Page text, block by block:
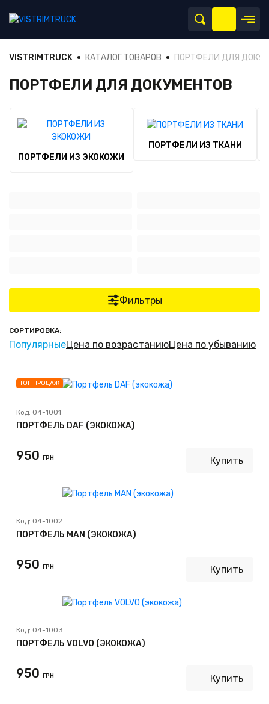
VISTRIMTRUCK КАТАЛОГ ТОВАРОВ ПОРТФЕЛИ ДЛЯ
ПОРТФЕЛИ ДЛЯ ДОКУМЕНТОВ
ПОРТФЕЛИ ИЗ ЭКОКОЖИ
ПОРТФЕЛИ ИЗ ТКАНИ
Фильтры
СОРТИРОВКА:
ПопулярныеЦена по возрастаниюЦена по убыванию
ТОП ПРОДАЖ
Код: 04-1001
ПОРТФЕЛЬ DAF (ЭКОКОЖА)
950 ГРН Купить
Код: 04-1002
ПОРТФЕЛЬ MAN (ЭКОКОЖА)
950 ГРН Купить
Код: 04-1003
ПОРТФЕЛЬ VOLVO (ЭКОКОЖА)
950 ГРН Купить